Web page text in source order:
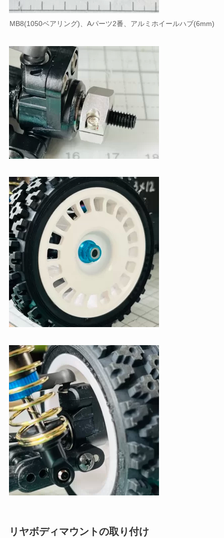
MB8(1050ベアリング)、Aパーツ2番、アルミホイールハブ(6mm)
リヤボディマウントの取り付け